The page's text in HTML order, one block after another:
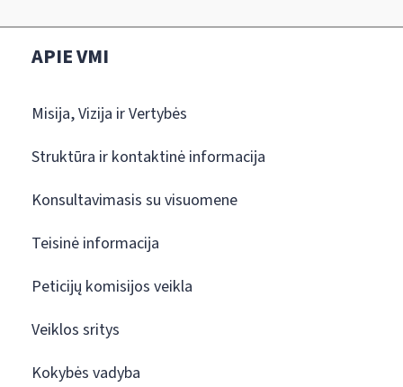
APIE VMI
Misija, Vizija ir Vertybės
Struktūra ir kontaktinė informacija
Konsultavimasis su visuomene
Teisinė informacija
Peticijų komisijos veikla
Veiklos sritys
Kokybės vadyba